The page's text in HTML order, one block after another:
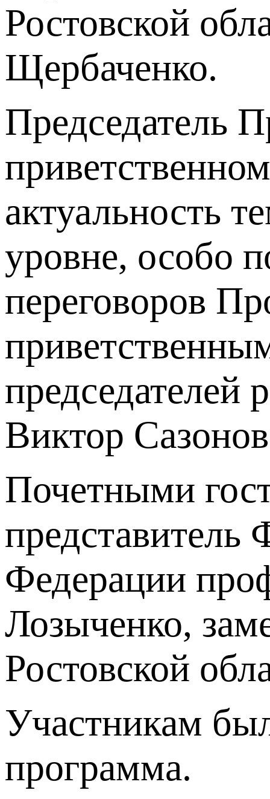
Ростовской
Щербаченко.
Председатель
актуальность
уровне, особо
переговоров
Виктор
Почетными
Федерации
Лозыченко,
Ростовской
Участникам
программа.